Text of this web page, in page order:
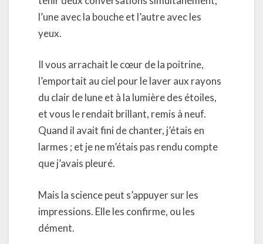
l’une avec la bouche et l’autre avec les
yeux.
Il vous arrachait le cœur de la poitrine,
l’emportait au ciel pour le laver aux rayons
du clair de lune et à la lumière des étoiles,
et vous le rendait brillant, remis à neuf.
Quand il avait fini de chanter, j’étais en
larmes ; et je ne m’étais pas rendu compte
que j’avais pleuré.
Mais la science peut s’appuyer sur les
impressions. Elle les confirme, ou les
dément.